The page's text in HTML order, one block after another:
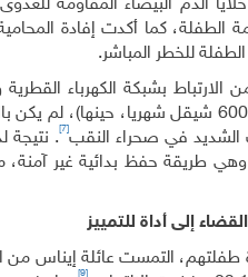
الطفلة، كما أكدت إفادة
للخطر المباشر.
الارتباط بشبكة الكهرباء
بسبب كلفته الباهظة (نحو 6000 شيقل
الشديد في صحراء النقب[7] . نتيجة
طريقة حفظ بدائية غير
إلى أداة للتمييز
التمست عائلة إيناس من
[9]